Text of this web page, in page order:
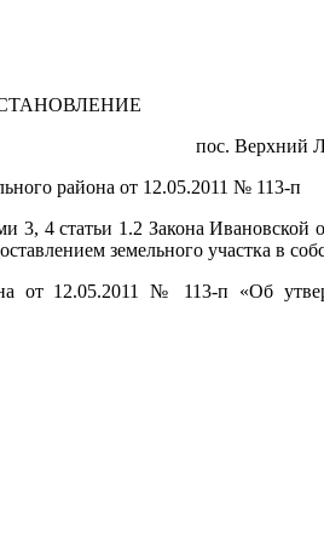
пос. Верхний
района от 12.05.2011 № 113-п
3, 4 статьи 1.2 Закона
земельного участка в
от 12.05.2011 № 113-п «Об